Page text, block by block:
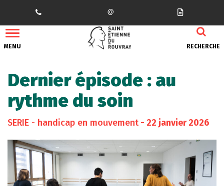
MENU RECHERCHE
Dernier épisode : au
rythme du soin
SERIE - handicap en mouvement- 22 janvier 2026